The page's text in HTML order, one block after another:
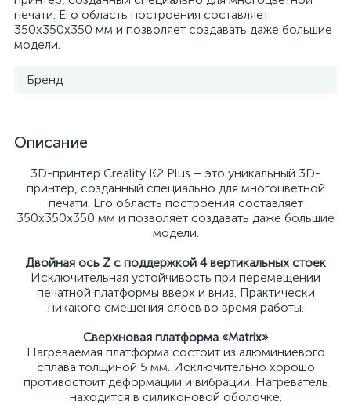
печати. Его область построения составляет
350x350x350 мм и позволяет создавать даже большие
модели.
Бренд
Описание
3D-принтер Creality K2 Plus – это уникальный 3D-
принтер, созданный специально для многоцветной
печати. Его область построения составляет
350x350x350 мм и позволяет создавать даже большие
модели.
Двойная ось Z с поддержкой 4 вертикальных стоек
Исключительная устойчивость при перемещении
печатной платформы вверх и вниз. Практически
никакого смещения слоев во время работы.
Сверхновая платформа «Matrix»
Нагреваемая платформа состоит из алюминиевого
сплава толщиной 5 мм. Исключительно хорошо
противостоит деформации и вибрации. Нагреватель
находится в силиконовой оболочке.